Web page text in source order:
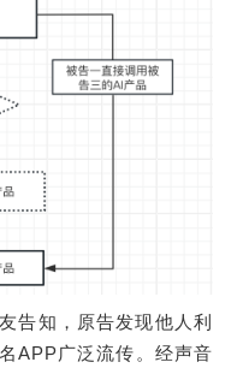
告知，原告发现他人利
APP广泛流传。经声音